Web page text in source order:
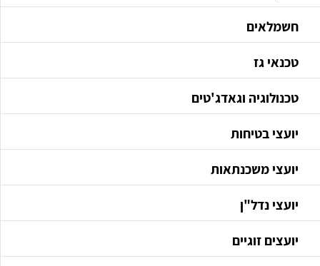
חשמלאים
טכנאי גז
טכנולוגיה וגאדג'טים
יועצי בטיחות
יועצי משכנתאות
יועצי נדל"ן
יועצים זוגיים